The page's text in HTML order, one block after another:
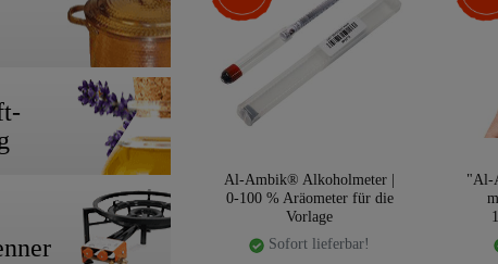
Al-Ambik® Alkoholmeter |
0-100 % Aräometer für die
Vorlage
Sofort lieferbar!
"Al-